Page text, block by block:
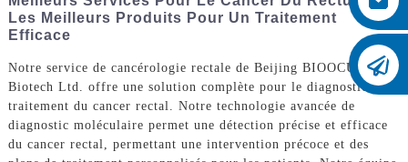
Les Meilleurs Produits Pour Un Traitement
Efficace
Notre service de cancérologie rectale de Beijing BIOOCUS
Biotech Ltd. offre une solution complète pour le diagnostic et le
traitement du cancer rectal. Notre technologie avancée de
diagnostic moléculaire permet une détection précise et efficace
du cancer rectal, permettant une intervention précoce et des